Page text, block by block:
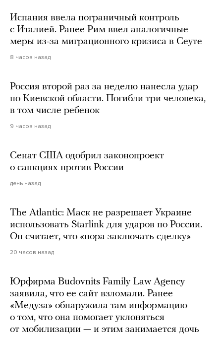
Испания ввела пограничный контроль
с Италией. Ранее Рим ввел аналогичные
меры из-за миграционного кризиса в Сеуте
8 часов назад
Россия второй раз за неделю нанесла удар
по Киевской области. Погибли три человека,
в том числе ребенок
9 часов назад
Сенат США одобрил законопроект
о санкциях против России
день назад
The Atlantic: Маск не разрешает Украине
использовать Starlink для ударов по России.
Он считает, что «пора заключать сделку»
20 часов назад
Юрфирма Budovnits Family Law Agency
заявила, что ее сайт взломали. Ранее
«Медуза» обнаружила там информацию
о том, что она помогает уклоняться
от мобилизации — и этим занимается дочь